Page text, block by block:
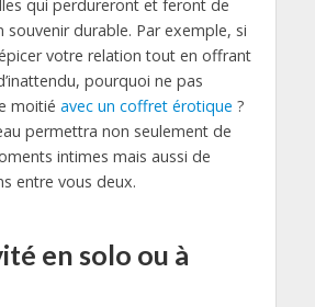
qui perdureront et feront de
souvenir durable. Par exemple, si
votre relation tout en offrant
pourquoi ne pas
moitié avec un coffret érotique ?
permettra non seulement de
intimes mais aussi de
entre vous deux.
en solo ou à